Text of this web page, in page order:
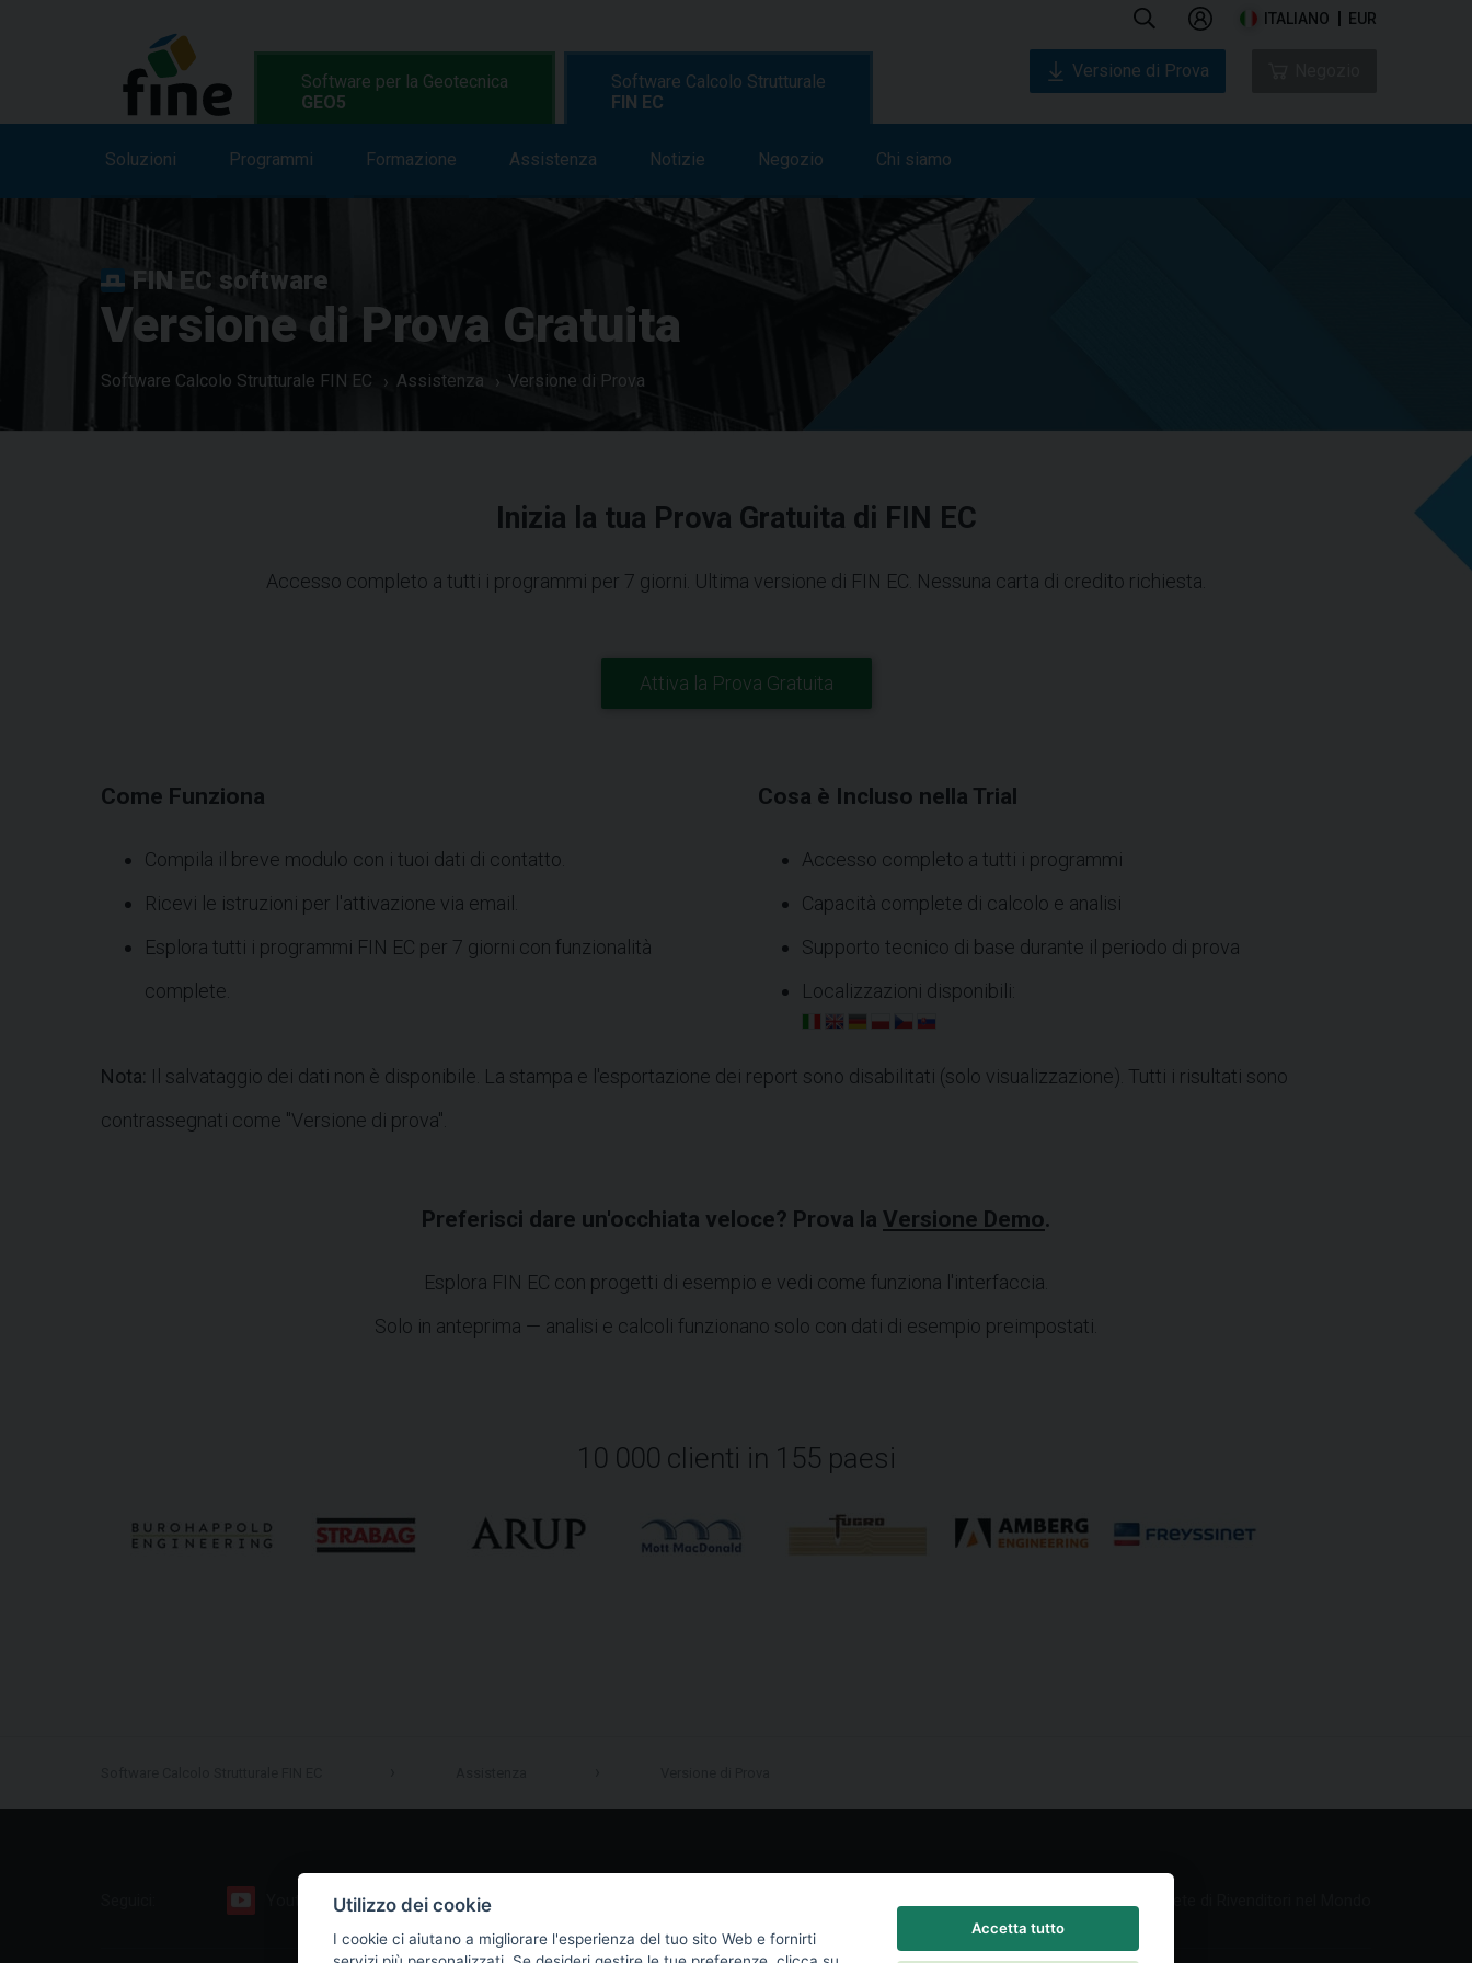
ITALIANO EUR
Software per la Geotecnica
GEO5
Soluzioni Caratteristiche Programmi Formazione Assistenza Notizie Negozio
Software Calcolo Strutturale
FIN EC
Soluzioni Programmi Formazione Assistenza Notizie Negozio Chi siamo
Versione di Prova
FIN EC software
Versione di Prova Gratuita
Software Calcolo Strutturale FIN EC Assistenza Versione di Prova
Inizia la tua Prova Gratuita di FIN EC
Accesso completo a tutti i programmi per 7 giorni. Ultima versione di FIN EC. Nessuna carta di credito richiesta.
Attiva la Prova Gratuita
Come Funziona
Compila il breve modulo con i tuoi dati di contatto.
Ricevi le istruzioni per l'attivazione via email.
Esplora tutti i programmi FIN EC per 7 giorni con funzionalità
complete.
Cosa è Incluso nella Trial
Accesso completo a tutti i programmi
Capacità complete di calcolo e analisi
Supporto tecnico di base durante il periodo di prova
Localizzazioni disponibili:
Nota: Il salvataggio dei dati non è disponibile. La stampa e l'esportazione dei report sono disabilitati (solo visualizzazione). Tutti i risultati sono
contrassegnati come "Versione di prova".
Preferisci dare un'occhiata veloce? Prova la Versione Demo.
Esplora FIN EC con progetti di esempio e vedi come funziona l'interfaccia.
Solo in anteprima — analisi e calcoli funzionano solo con dati di esempio preimpostati.
10 000 clienti in 155 paesi
Facebook
Utilizzo dei cookie
I cookie ci aiutano a migliorare l'esperienza del tuo sito Web e fornirti
Accetta tutto